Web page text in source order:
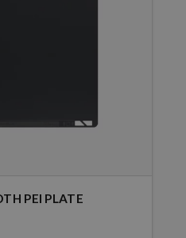
PEI PLATE